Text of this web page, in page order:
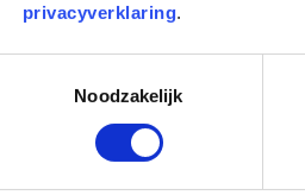
privacyverklaring.
Noodzakelijk
Batterijen
Vloeibare gootsteenontstopper
Lampenolie, petroleum en